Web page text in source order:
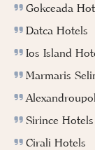
Gokceada
Datca Hotels
Ios Island
Marmaris
Sirince Hotels
Cirali Hotels